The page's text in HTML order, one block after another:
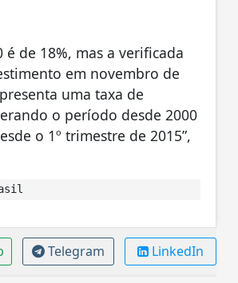
de 18%, mas a verificada
em novembro de
uma taxa de
o período desde 2000
o 1º trimestre de 2015”,
Telegram LinkedIn